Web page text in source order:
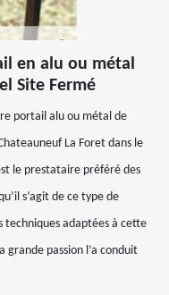
en alu ou métal
Site Fermé
portail alu ou métal de
La Foret dans le
le prestataire préféré des
s’agit de ce type de
techniques adaptées à cette
grande passion l’a conduit